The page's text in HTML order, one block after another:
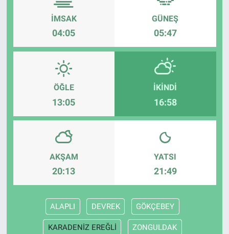
İMSAK
04:05
GÜNEŞ
05:47
ÖĞLE
13:05
İKINDI
16:58
AKŞAM
20:13
YATSI
21:49
ALAPLI DEVREK GÖKÇEBEY
KARADENİZ EREĞLİ ZONGULDAK